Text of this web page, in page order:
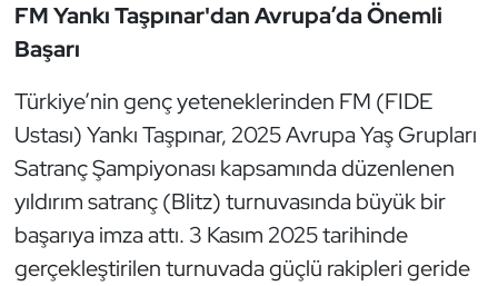
FM Yankı Taşpınar'dan Avrupa’da Önemli
Başarı
Türkiye’nin genç yeteneklerinden FM (FIDE
Ustası) Yankı Taşpınar, 2025 Avrupa Yaş Grupları
Satranç Şampiyonası kapsamında düzenlenen
yıldırım satranç (Blitz) turnuvasında büyük bir
başarıya imza attı. 3 Kasım 2025 tarihinde
gerçekleştirilen turnuvada güçlü rakipleri geride
Futbol
Futsal
Genel
Golf
Güreş